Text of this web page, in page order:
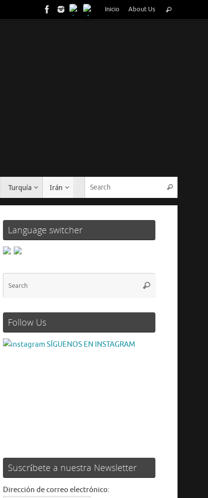
Inicio About Us
Turquía Irán
Language switcher
Follow Us
SÍGUENOS EN INSTAGRAM
Suscríbete a nuestra Newsletter
Dirección de correo electrónico: